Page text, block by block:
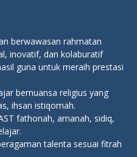
berwawasan rahmatan
inovatif, dan kolaburatif
guna untuk meraih prestasi
bernuansa religius yang
ihsan istiqomah.
fathonah, amanah, sidiq,
talenta sesuai fitrah